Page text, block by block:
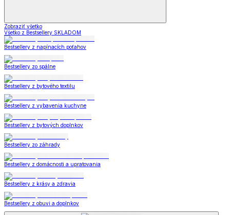
Zobraziť všetko
Všetko z Bestsellery SKLADOM
Bestsellery z napínacích poťahov
Bestsellery zo spálne
Bestsellery z bytového textilu
Bestsellery z vybavenia kuchyne
Bestsellery z bytových doplnkov
Bestsellery zo záhrady
Bestsellery z domácnosti a upratovania
Bestsellery z krásy a zdravia
Bestsellery z obuvi a doplnkov